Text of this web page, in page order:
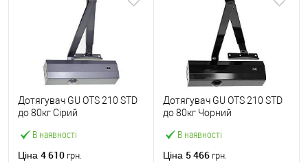
В наявності
Дотягувач GU ОТS 210 STD
до 80кг Сірий
Ціна 4 610 грн.
В наявності
Дотягувач GU ОТS 210 STD
до 80кг Чорний
Ціна 5 466 грн.